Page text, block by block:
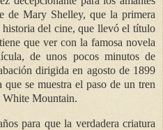
de Mary Shelley, que la primera
del cine, que llevó el título
que ver con la famosa novela
de unos pocos minutos de
dirigida en agosto de 1899
se muestra el paso de un tren
White Mountain.
para que la verdadera criatura